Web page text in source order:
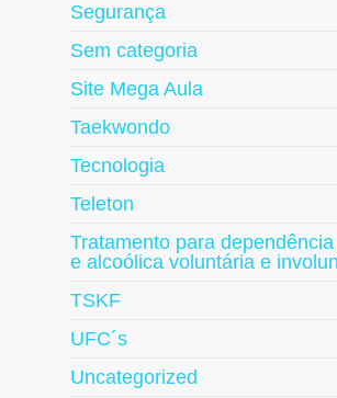
Segurança
Sem categoria
Site Mega Aula
Taekwondo
Tecnologia
Teleton
Tratamento para
e alcoólica voluntária e
TSKF
UFC´s
Uncategorized